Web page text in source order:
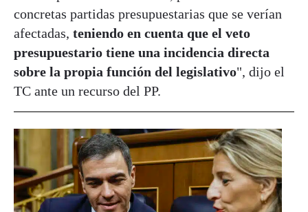
concretas partidas presupuestarias que se verían
afectadas, teniendo en cuenta que el veto
presupuestario tiene una incidencia directa
sobre la propia función del legislativo", dijo el
TC ante un recurso del PP.